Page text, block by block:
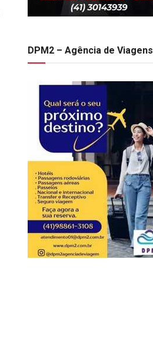
DPM2 – Agência de Viagens